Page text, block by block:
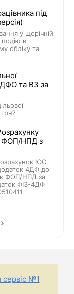
під
у щорічній
подію в
обліку та
та ВЗ за
ФОП/НПД з
ЮО
4ДФ до
ФОП/НПД за
ФІЗ-4ДФ